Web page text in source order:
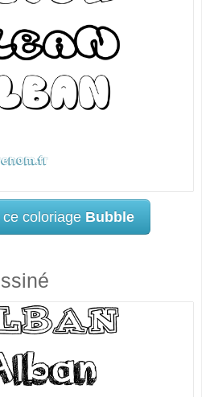
coloriage Bubble